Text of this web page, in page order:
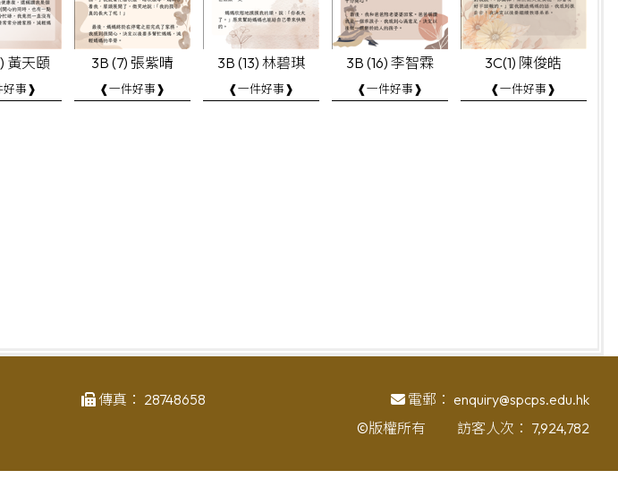
黃天頤
好事❱
3B (7) 張紫晴
❰一件好事❱
3B (13) 林碧琪
❰一件好事❱
3B (16) 李智霖
❰一件好事❱
3C(1) 陳俊皓
❰一件好事❱
傳真： 28748658 電郵： enquiry@spcps.edu.hk
©版權所有 訪客人次： 7,924,782